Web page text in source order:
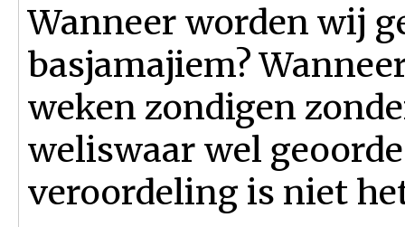
Wanneer worden wij
basjamajiem?
weken zondigen
weliswaar wel
veroordeling is niet